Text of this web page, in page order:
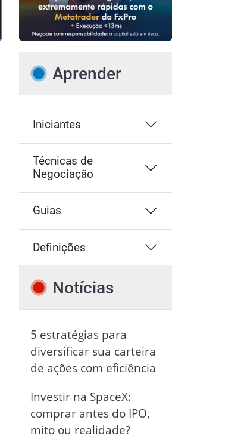
Aprender
Iniciantes
Técnicas de
Negociação
Guias
Definições
Notícias
5 estratégias para
diversificar sua carteira
de ações com eficiência
Investir na SpaceX:
comprar antes do IPO,
mito ou realidade?